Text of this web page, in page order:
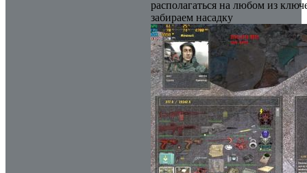
располагаться на любом из
забираем насадку